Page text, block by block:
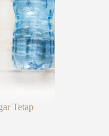
Tetap